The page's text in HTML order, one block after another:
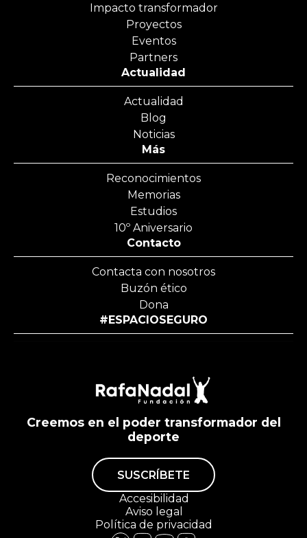
Impacto transformador
Proyectos
Eventos
Partners
Actualidad
Actualidad
Blog
Noticias
Más
Reconocimientos
Memorias
Estudios
10º Aniversario
Contacto
Contacta con nosotros
Buzón ético
Dona
#ESPACIOSEGURO
Creemos en el poder transformador del
deporte
SUSCRÍBETE
Accesibilidad
Aviso legal
Política de privacidad